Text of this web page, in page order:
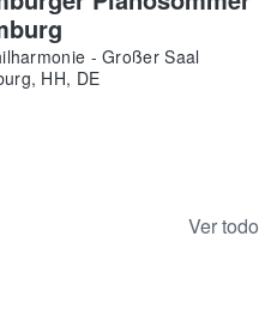
- Großer Saal
HH, DE
Ver todo